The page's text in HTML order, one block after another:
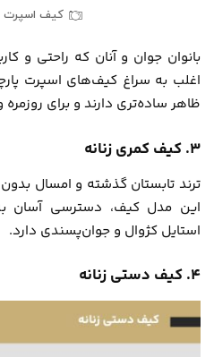
کیف اسپرت
بانوان جوان و آنان که راحتی و
اغلب به سراغ کیف‌های اسپرت
ظاهر ساده‌تری دارند و برای
۳. کیف کمری زنانه
ترند تابستان گذشته و امسال
این مدل کیف، دسترسی آسان
استایل کژوال و جوان‌پسندی دارد.
۴. کیف دستی زنانه